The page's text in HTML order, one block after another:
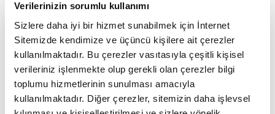
Verilerinizin sorumlu kullanımı
Sizlere daha iyi bir hizmet sunabilmek için İnternet
Sitemizde kendimize ve üçüncü kişilere ait çerezler
kullanılmaktadır. Bu çerezler vasıtasıyla çeşitli kişisel
verileriniz işlenmekte olup gerekli olan çerezler bilgi
toplumu hizmetlerinin sunulması amacıyla
kullanılmaktadır. Diğer çerezler, sitemizin daha işlevsel
TFF, 2026 yılında FIFA
kokartı takacak hakemleri
belirledi
Türkiye Futbol Federasyonu
(TFF), 2026 yılında FIFA kokartı
takacak hakemleri belirledi.